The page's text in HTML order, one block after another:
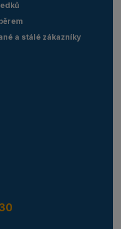
a stálé zákazníky